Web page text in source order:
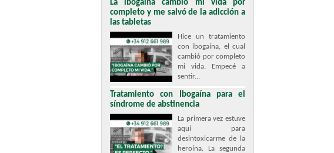
La ibogaína cambió mi vida por
completo y me salvó de la adicción a
las tabletas
Hice un tratamiento
con ibogaína, el cual
cambió por completo
mi vida. Empecé a
sentir...
Tratamiento con Ibogaína para el
síndrome de abstinencia
La primera vez estuve
aquí para
desintoxicarme de la
heroína. La segunda